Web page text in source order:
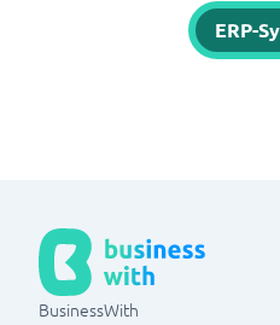
ERP-
BusinessWith